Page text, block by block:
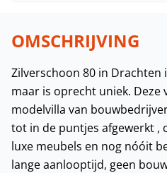
OMSCHRIJVING
Zilverschoon 80 in Drachten
maar is oprecht uniek. Deze
modelvilla van
tot in de puntjes afgewerkt ,
luxe meubels en nog nóóit
lange aanlooptijd, geen